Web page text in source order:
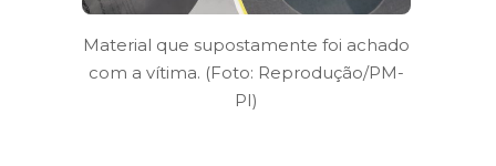
Material que supostamente foi achado
com a vítima. (Foto: Reprodução/PM-
PI)